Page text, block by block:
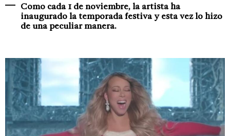
Como cada 1 de noviembre, la artista ha
inaugurado la temporada festiva y esta vez lo hizo
de una peculiar manera.